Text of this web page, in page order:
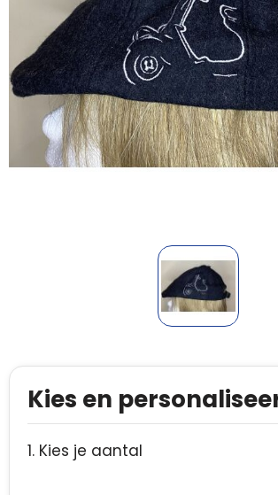
Kies en
1. Kies je aantal